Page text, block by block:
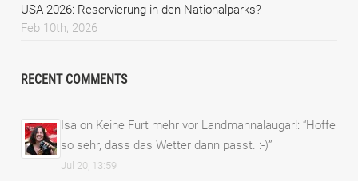
USA 2026: Reservierung in den Nationalparks?
Feb 10th, 2026
RECENT COMMENTS
Isa on Keine Furt mehr vor Landmannalaugar!: “Hoffe
so sehr, dass das Wetter dann passt. :-)”
Jul 20, 13:59